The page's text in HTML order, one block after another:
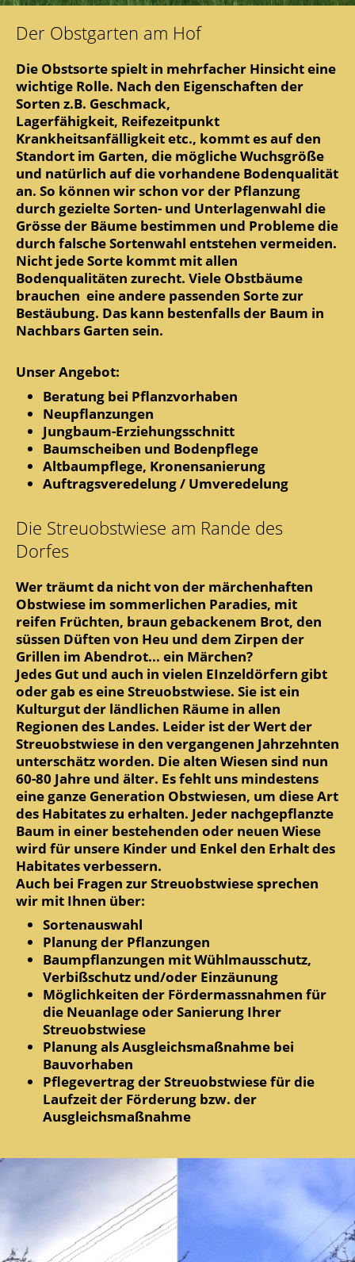
Der Obstgarten am Hof
​​​​​Die Obstsorte spielt in mehrfacher Hinsicht eine
wichtige Rolle. Nach den Eigenschaften der
Sorten z.B. Geschmack,
Lagerfähigkeit, Reifezeitpunkt
Krankheitsanfälligkeit etc., kommt es auf den
Standort im Garten, die mögliche Wuchsgröße
und natürlich auf die vorhandene Bodenqualität
an. So können wir schon vor der Pflanzung
durch gezielte Sorten- und Unterlagenwahl die
Grösse der Bäume bestimmen und Probleme die
durch falsche Sortenwahl entstehen vermeiden.
Nicht jede Sorte kommt mit allen
Bodenqualitäten zurecht. Viele Obstbäume
brauchen eine andere passenden Sorte zur
Bestäubung. Das kann bestenfalls der Baum in
Nachbars Garten sein.
Unser Angebot:
Beratung bei Pflanzvorhaben
Neupflanzungen
Jungbaum-Erziehungsschnitt
Baumscheiben und Bodenpflege
Altbaumpflege, Kronensanierung
Auftragsveredelung / Umveredelung
Die Streuobstwiese am Rande des
Dorfes
Wer träumt da nicht von der märchenhaften
Obstwiese im sommerlichen Paradies, mit
reifen Früchten, braun gebackenem Brot, den
süssen Düften von Heu und dem Zirpen der
Grillen im Abendrot... ein Märchen?
Jedes Gut und auch in vielen EInzeldörfern gibt
oder gab es eine Streuobstwiese. Sie ist ein
Kulturgut der ländlichen Räume in allen
Regionen des Landes. Leider ist der Wert der
Streuobstwiese in den vergangenen Jahrzehnten
unterschätz worden. Die alten Wiesen sind nun
60-80 Jahre und älter. Es fehlt uns mindestens
eine ganze Generation Obstwiesen, um diese Art
des Habitates zu erhalten. Jeder nachgepflanzte
Baum in einer bestehenden oder neuen Wiese
wird für unsere Kinder und Enkel den Erhalt des
Habitates verbessern.
Auch bei Fragen zur Streuobstwiese sprechen
wir mit Ihnen über:
Sortenauswahl
Planung der Pflanzungen
Baumpflanzungen mit Wühlmausschutz,
Verbißschutz und/oder Einzäunung
Möglichkeiten der Fördermassnahmen für
die Neuanlage oder Sanierung Ihrer
Streuobstwiese
Planung als Ausgleichsmaßnahme bei
Bauvorhaben
Pflegevertrag der Streuobstwiese für die
Laufzeit der Förderung bzw. der
Ausgleichsmaßnahme